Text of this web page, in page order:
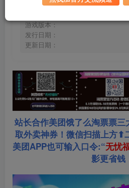
游戏大小：
游戏版本：
发行日期：
更新日期：
站长合作美团饿了么淘票票
取外卖神券！微信扫描上方⬆
美团APP也可输入口令:“无忧
影更省钱